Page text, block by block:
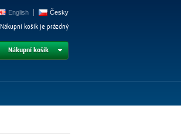
Nákupní košík je prázdný
Nákupní košík
Česky
English